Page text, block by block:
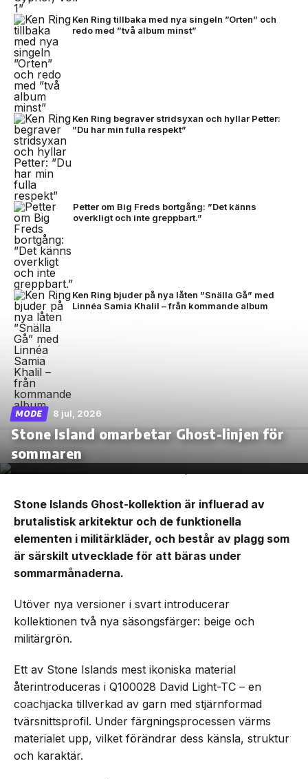
Ken Ring tillbaka med nya singeln ”Orten” och
redo med ”två album minst”
Ken Ring begraver stridsyxan och hyllar Petter:
”Du har min fulla respekt”
Petter om Big Freds bortgång: ”Det känns
overkligt och inte greppbart.”
Ken Ring bjuder på nya låten ”Snälla Gå” med
Linnéa Samia Khalil – från kommande album
MODE 8 jul, 2026
Stone Island omarbetar Ghost-linjen för
sommaren
Stone Islands Ghost-kollektion är influerad av
brutalistisk arkitektur och de funktionella
elementen i militärkläder, och består av plagg som
är särskilt utvecklade för att bäras under
sommarmånaderna.
Utöver nya versioner i svart introducerar
kollektionen två nya säsongsfärger: beige och
militärgrön.
Ett av Stone Islands mest ikoniska material
återintroduceras i Q100028 David Light-TC – en
coachjacka tillverkad av garn med stjärnformad
tvärsnittsprofil. Under färgningsprocessen värms
materialet upp, vilket förändrar dess känsla, struktur
och karaktär.